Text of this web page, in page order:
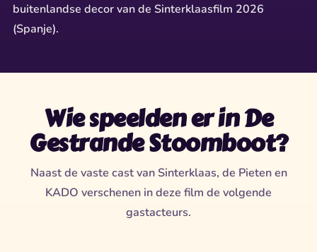
buitenlandse decor van de Sinterklaasfilm 2026
(Spanje).
Wie speelden er in De
Gestrande Stoomboot?
Naast de vaste cast van Sinterklaas, de Pieten en
KADO verschenen in deze film de volgende
gastacteurs.